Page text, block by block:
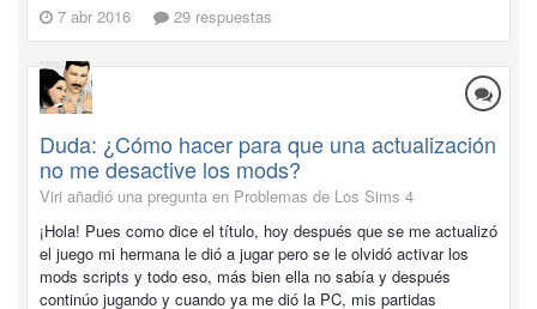
7 abr 2016 29 respuestas
Duda: ¿Cómo hacer para que una actualización
no me desactive los mods?
Viri añadió una pregunta en Problemas de Los Sims 4
¡Hola! Pues como dice el título, hoy después que se me actualizó
el juego mi hermana le dió a jugar pero se le olvidó activar los
mods scripts y todo eso, más bien ella no sabía y después
continúo jugando y cuando ya me dió la PC, mis partidas